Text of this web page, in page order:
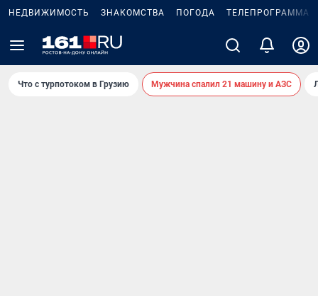
НЕДВИЖИМОСТЬ ЗНАКОМСТВА ПОГОДА ТЕЛЕПРОГРАММА
Что с турпотоком в Грузию Мужчина спалил 21 машину и АЗС